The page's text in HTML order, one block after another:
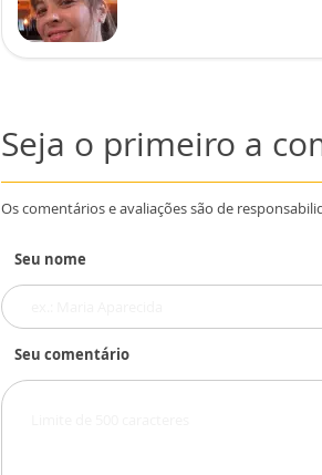
Seja o primeiro a
Os comentários e avaliações são de
Seu nome
Seu comentário